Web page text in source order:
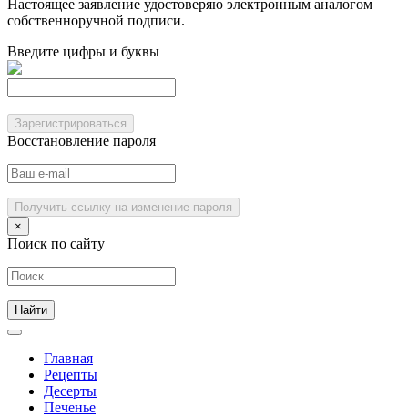
Настоящее заявление удостоверяю электронным аналогом
собственноручной подписи.
Введите цифры и буквы
Зарегистрироваться
Восстановление пароля
Получить ссылку на изменение пароля
×
Поиск по сайту
Главная
Рецепты
Десерты
Печенье